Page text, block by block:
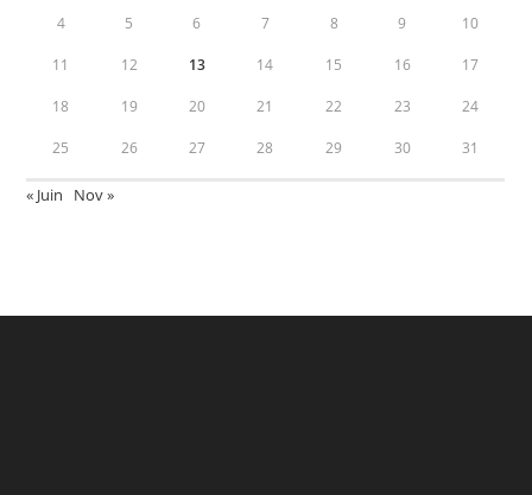
4 5 6 7 8 9 10
11 12 13 14 15 16 17
18 19 20 21 22 23 24
25 26 27 28 29 30 31
« Juin Nov »